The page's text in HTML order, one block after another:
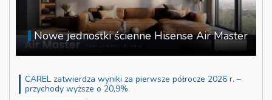
Nowe jednostki ścienne Hisense Air Master
CAREL zatwierdza wyniki za pierwsze półrocze 2026 r. –
przychody wyższe o 20,9%